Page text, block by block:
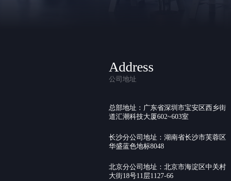
Address
公司地址
总部地址：广东省深圳市宝安区西乡街
道汇潮科技大厦602~603室
长沙分公司地址：湖南省长沙市芙蓉区
华盛蓝色地标8048
北京分公司地址：北京市海淀区中关村
大街18号11层1127-66